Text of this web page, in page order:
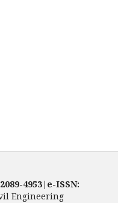
4953|e-ISSN:
Engineering